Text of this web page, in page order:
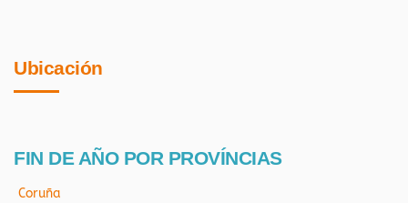
Ubicación
FIN DE AÑO POR PROVÍNCIAS
Coruña